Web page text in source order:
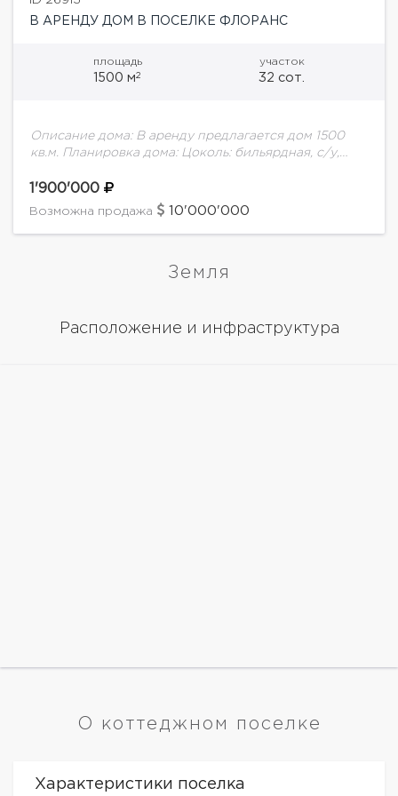
В АРЕНДУ ДОМ В ПОСЕЛКЕ ФЛОРАНС
площадь
1500 м2
участок
32 сот.
Описание дома: В аренду предлагается дом 1500
кв.м. Планировка дома: Цоколь: бильярдная, с/у,
винная комната, бассейн 40 м, финская сауна и
мини спортзал.Оборудование...
1'900'000
Возможна продажа 10'000'000
Земля
Расположение и инфраструктура
О коттеджном поселке
Характеристики поселка